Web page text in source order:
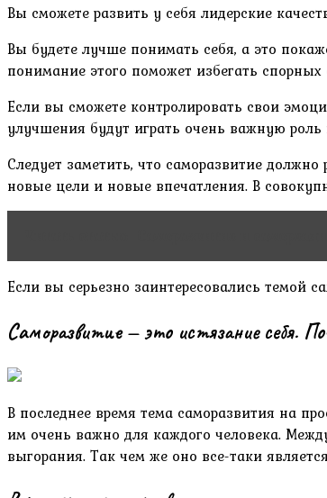
Вы сможете развить у себя лидерские
Вы будете лучше понимать себя, а это
понимание этого поможет избегать
Если вы сможете контролировать свои
улучшения будут играть очень важную
Следует заметить, что саморазвитие
новые цели и новые впечатления. В
Если вы серьезно заинтересовались темой
Саморазвитие — это истязание себя.
В последнее время тема саморазвития на
им очень важно для каждого человека.
выгорания. Так чем же оно все-таки